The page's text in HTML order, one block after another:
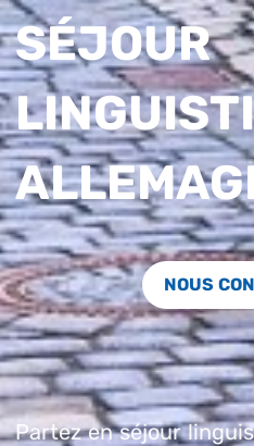
SÉJOUR
NOUS
Partez en séjour